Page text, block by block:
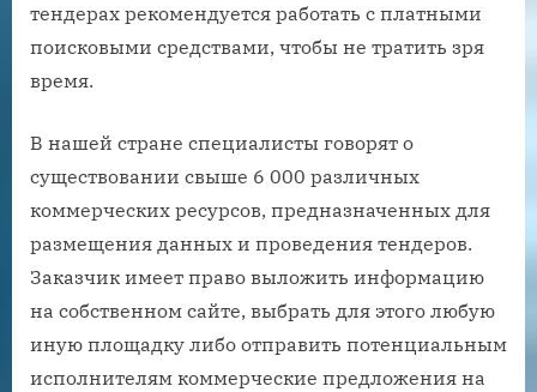
тендерах рекомендуется работать с платными
поисковыми средствами, чтобы не тратить зря
время.
В нашей стране специалисты говорят о
существовании свыше 6 000 различных
коммерческих ресурсов, предназначенных для
размещения данных и проведения тендеров.
Заказчик имеет право выложить информацию
на собственном сайте, выбрать для этого любую
иную площадку либо отправить потенциальным
исполнителям коммерческие предложения на